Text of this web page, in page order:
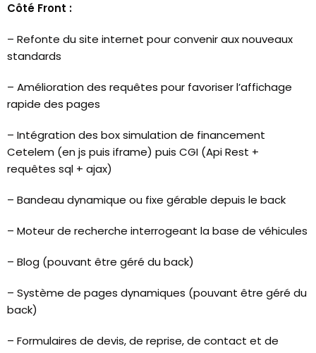
Côté Front :
– Refonte du site internet pour convenir aux nouveaux
standards
– Amélioration des requêtes pour favoriser l’affichage
rapide des pages
– Intégration des box simulation de financement
Cetelem (en js puis iframe) puis CGI (Api Rest +
requêtes sql + ajax)
– Bandeau dynamique ou fixe gérable depuis le back
– Moteur de recherche interrogeant la base de véhicules
– Blog (pouvant être géré du back)
– Système de pages dynamiques (pouvant être géré du
back)
– Formulaires de devis, de reprise, de contact et de